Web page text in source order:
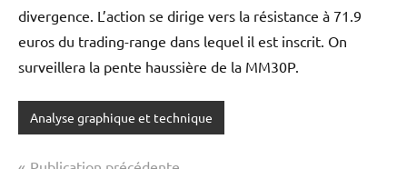
divergence. L’action se dirige vers la résistance à 71.9
euros du trading-range dans lequel il est inscrit. On
surveillera la pente haussière de la MM30P.
Analyse graphique et technique